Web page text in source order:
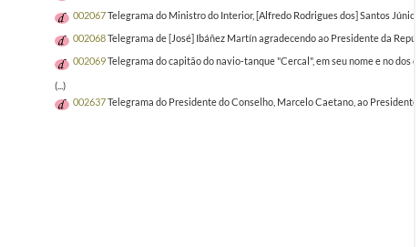
002067Telegrama do Ministro do Interior, [Alfredo Rodrigues dos] Santos
002068Telegrama de [José] Ibáñez Martín agradecendo ao Presidente da
002069Telegrama do capitão do navio-tanque "Cercal", em seu nome e no
(...)
002637Telegrama do Presidente do Conselho, Marcelo Caetano, ao